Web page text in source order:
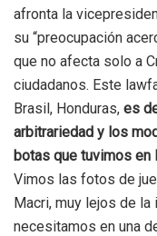
afronta la
su “preocupación
que no afecta solo a
ciudadanos. Este
Brasil, Honduras, es
arbitrariedad y los
botas que tuvimos en
Vimos las fotos de
Macri, muy lejos de
necesitamos en una